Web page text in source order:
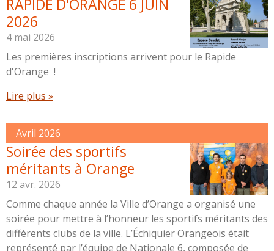
RAPIDE D'ORANGE 6 JUIN
2026
4 mai 2026
Les premières inscriptions arrivent pour le Rapide
d'Orange !
Lire plus »
Avril 2026
Soirée des sportifs
méritants à Orange
12 avr. 2026
Comme chaque année la Ville d’Orange a organisé une
soirée pour mettre à l’honneur les sportifs méritants des
différents clubs de la ville. L’Échiquier Orangeois était
représenté par l’équipe de Nationale 6, composée de